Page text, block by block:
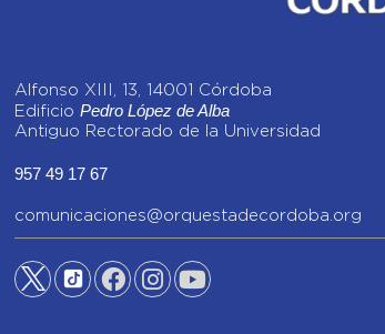
Alfonso XIII, 13, 14001 Córdoba
Edificio Pedro López de Alba
Antiguo Rectorado de la Universidad
957 49 17 67
comunicaciones@orquestadecordoba.org